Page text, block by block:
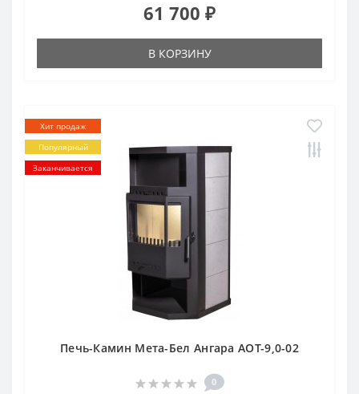
61 700 ₽
В КОРЗИНУ
Хит продаж
Популярный
Заканчивается
Печь-Камин Мета-Бел Ангара АОТ-9,0-02
0